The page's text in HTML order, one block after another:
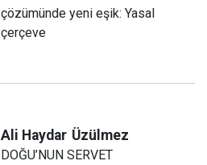
çözümünde yeni eşik: Yasal
çerçeve
Ali Haydar Üzülmez
DOĞU’NUN SERVET